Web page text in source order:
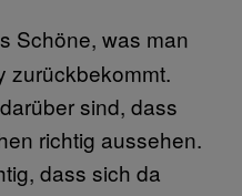
Schöne, was man
zurückbekommt.
sind, dass
richtig aussehen.
dass sich da